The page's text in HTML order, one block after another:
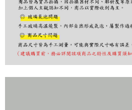
３．收到繳費通知簡訊後14天內，點擊此簡
ATM／網路銀行／等多元方式進行付款，方
※ 請注意：結帳手續完成當下不需立刻繳費
購買商品的店家。未經商家同意取消之訂單
後付繳納相關費用。
※ 交易是否成功請以「AFTEE先享後付 」之